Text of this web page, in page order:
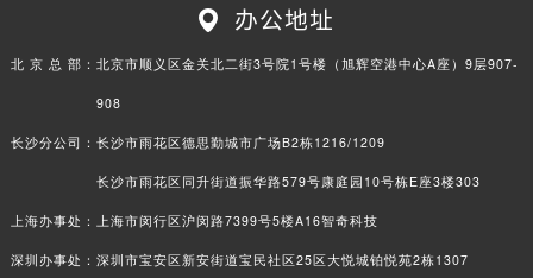
办公地址
北 京 总 部： 北京市顺义区金关北二街3号院1号楼（旭辉空港中心A座）9层907-
908
长沙分公司： 长沙市雨花区德思勤城市广场B2栋1216/1209
长沙市雨花区同升街道振华路579号康庭园10号栋E座3楼303
上海办事处： 上海市闵行区沪闵路7399号5楼A16智奇科技
深圳办事处： 深圳市宝安区新安街道宝民社区25区大悦城铂悦苑2栋1307